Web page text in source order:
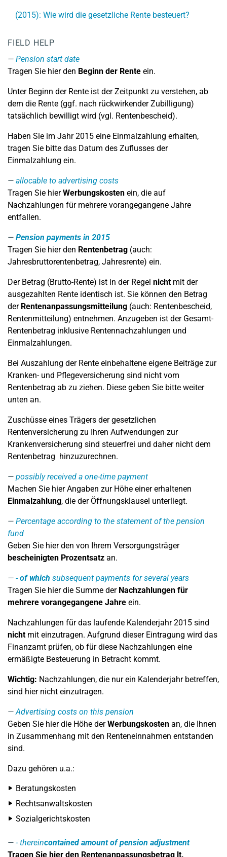
(2015): Wie wird die gesetzliche Rente besteuert?
FIELD HELP
Pension start date
Tragen Sie hier den Beginn der Rente ein.
Unter Beginn der Rente ist der Zeitpunkt zu verstehen, ab
dem die Rente (ggf. nach rückwirkender Zubilligung)
tatsächlich bewilligt wird (vgl. Rentenbescheid).
Haben Sie im Jahr 2015 eine Einmalzahlung erhalten,
tragen Sie bitte das Datum des Zuflusses der
Einmalzahlung ein.
allocable to advertising costs
Tragen Sie hierWerbungskosten ein, die auf
Nachzahlungen für mehrere vorangegangene Jahre
entfallen.
Pension payments in 2015
Tragen Sie hier den Rentenbetrag (auch:
Jahresbruttorentenbetrag, Jahresrente) ein.
Der Betrag (Brutto-Rente) ist in der Regel nichtmit der
ausgezahlten Rente identisch ist. Sie können den Betrag
der Rentenanpassungsmitteilung (auch: Rentenbescheid,
Rentenmitteilung) entnehmen. Anzugeben ist der Gesamt-
Rentenbetrag inklusive Rentennachzahlungen und
Einmalzahlungen.
Bei Auszahlung der Rente einbehaltene eigene Beiträge zur
Kranken- und Pflegeversicherung sind nicht vom
Rentenbetrag ab zu ziehen. Diese geben Sie bitte weiter
unten an.
Zuschüsse eines Trägers der gesetzlichen
Rentenversicherung zu Ihren Aufwendungen zur
Krankenversicherung sind steuerfrei und daher nicht dem
Rentenbetrag hinzuzurechnen.
possibly received a one-time payment
Machen Sie hier Angaben zur Höhe einer erhaltenen
Einmalzahlung, die der Öffnungsklausel unterliegt.
Percentage according to the statement of the pension
fund
Geben Sie hier den von Ihrem Versorgungsträger
bescheinigten Prozentsatz an.
- of which subsequent payments for several years
Tragen Sie hier die Summe derNachzahlungen für
mehrere vorangegangene Jahre ein.
Nachzahlungen für das laufende Kalenderjahr 2015 sind
nichtmit einzutragen. Aufgrund dieser Eintragung wird das
Finanzamt prüfen, ob für diese Nachzahlungen eine
ermäßigte Besteuerung in Betracht kommt.
Wichtig: Nachzahlungen, die nur ein Kalenderjahr betreffen,
sind hier nicht einzutragen.
Advertising costs on this pension
Geben Sie hier die Höhe derWerbungskosten an, die Ihnen
in Zusammenhang mit den Renteneinnahmen entstanden
sind.
Dazu gehören u.a.:
Beratungskosten
Rechtsanwaltskosten
Sozialgerichtskosten
- thereincontained amount of pension adjustment
Tragen Sie hier den Rentenanpassungsbetrag lt.